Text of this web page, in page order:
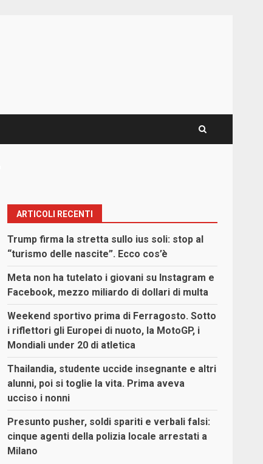
ARTICOLI RECENTI
Trump firma la stretta sullo ius soli: stop al
“turismo delle nascite”. Ecco cos’è
Meta non ha tutelato i giovani su Instagram e
Facebook, mezzo miliardo di dollari di multa
Weekend sportivo prima di Ferragosto. Sotto
i riflettori gli Europei di nuoto, la MotoGP, i
Mondiali under 20 di atletica
Thailandia, studente uccide insegnante e altri
alunni, poi si toglie la vita. Prima aveva
ucciso i nonni
Presunto pusher, soldi spariti e verbali falsi:
cinque agenti della polizia locale arrestati a
Milano